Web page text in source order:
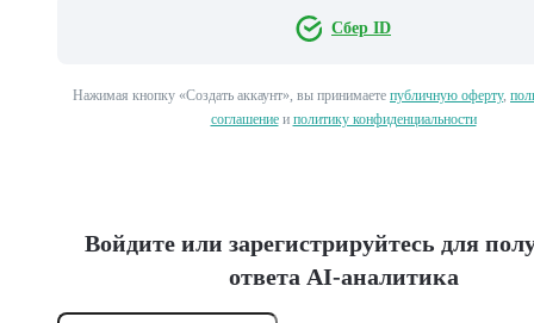
Сбер ID
Нажимая кнопку «Создать аккаунт», вы принимаете публичную оферту,
соглашениеи политику конфиденциальности
Войдите или зарегистрируйтесь для
ответа AI-аналитика